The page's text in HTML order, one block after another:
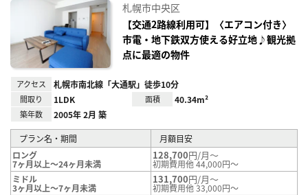
り登
録
札幌市中央区
【交通2路線利用可】〈エアコン付き〉
市電・地下鉄双方使える好立地♪観光拠
点に最適の物件
アクセス 札幌市南北線「大通駅」徒歩10分
間取り 1LDK 面積 40.34m²
築年数 2005年 2月 築
プラン名・期間
月額目安
ロング
7ヶ月以上～24ヶ月未満
128,700円/月～
初期費用他 44,000円～
ミドル
3ヶ月以上～7ヶ月未満
131,700円/月～
初期費用他 33,000円～